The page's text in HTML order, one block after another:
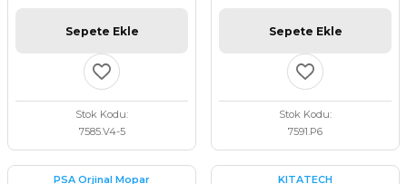
Sepete Ekle
Stok Kodu
7585.V4-5
Sepete Ekle
Stok Kodu
7591.P6
PSA Orjinal Mopar
KITATECH